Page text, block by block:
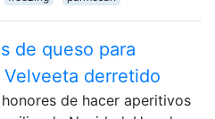
de queso para
Velveeta derretido
de hacer aperitivos